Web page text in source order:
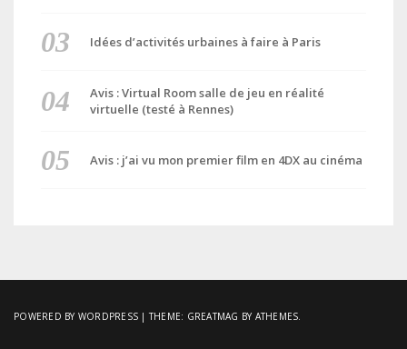
Idées d’activités urbaines à faire à Paris
Avis : Virtual Room salle de jeu en réalité
virtuelle (testé à Rennes)
Avis : j’ai vu mon premier film en 4DX au cinéma
POWERED BY WORDPRESS |THEME: GREATMAG BY ATHEMES.